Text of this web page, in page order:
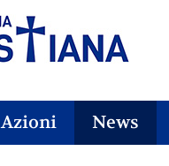
Azioni News